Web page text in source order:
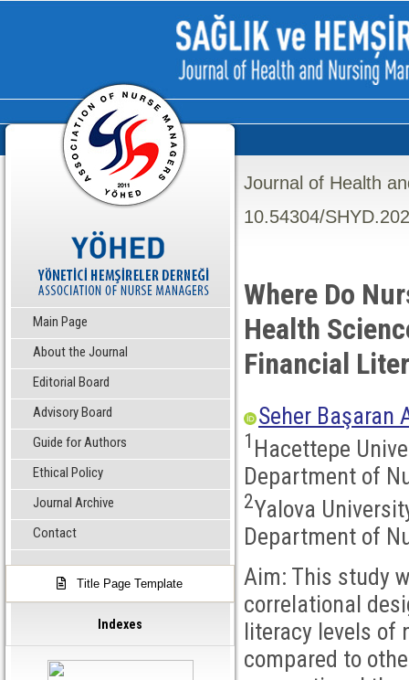
Main Page
About the Journal
Editorial Board
Advisory Board
Guide for Authors
Ethical Policy
Journal Archive
Contact
Title Page Template
Indexes
Journal of Health
10.54304/
Where Do
Health
Financial
Seher Başaran
1 Hacettepe
Department of
2Yalova
Department of
Aim: This study
correlational
literacy levels of
compared to